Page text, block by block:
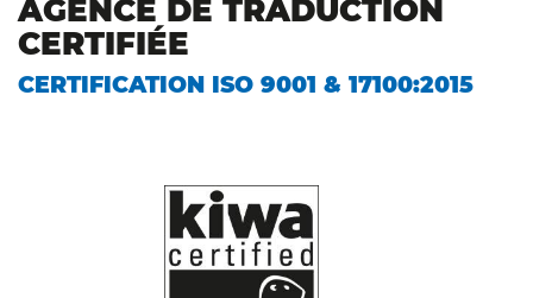
AGENCE DE TRADUCTION
CERTIFIÉE
CERTIFICATION ISO 9001 & 17100:2015